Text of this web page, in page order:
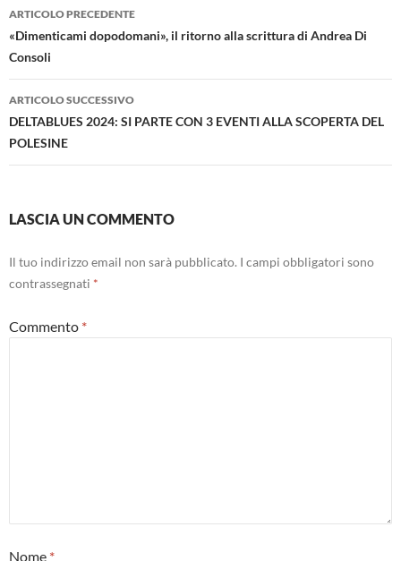
Navigazione
articolo
ARTICOLO PRECEDENTE
«Dimenticami dopodomani», il ritorno alla scrittura di Andrea Di
Consoli
ARTICOLO SUCCESSIVO
DELTABLUES 2024: SI PARTE CON 3 EVENTI ALLA SCOPERTA DEL
POLESINE
LASCIA UN COMMENTO
Il tuo indirizzo email non sarà pubblicato. I campi obbligatori sono
contrassegnati *
Commento *
Nome *